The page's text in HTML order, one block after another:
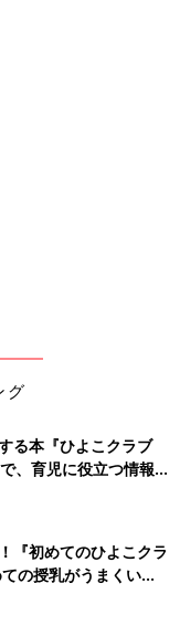
グ
る本『ひよこクラブ
、育児に役立つ情報が
『初めてのひよこクラ
の授乳がうまくい
夏のトラブル 解決テ